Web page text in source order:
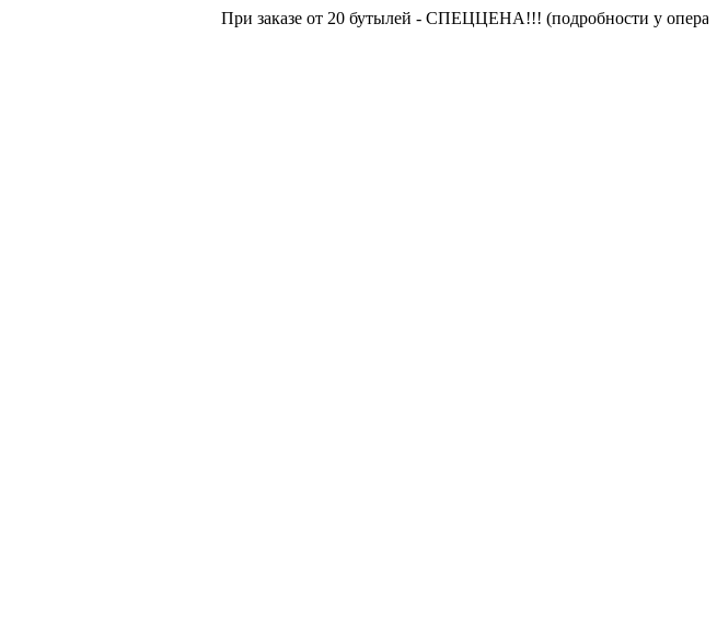
При заказе от 20 бутылей - СПЕЦЦЕНА!!! (подробности у